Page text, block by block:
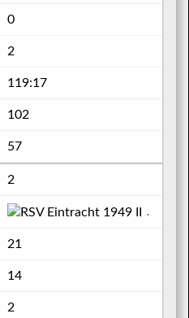
0
2
119:17
102
57
2
RSV
21
14
2